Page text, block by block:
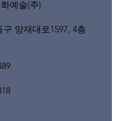
예술(주)
구 양재대로1597, 4층